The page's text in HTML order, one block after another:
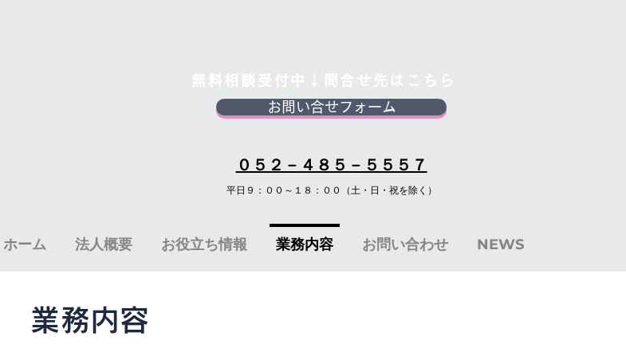
お問い合せフォーム
​０５２－４８５－５５５７
平日９：００～１８：００（土・日・祝を除く）
ホーム 法人概要 お役立ち情報 業務内容 お問い合わせ NEWS
業務内容